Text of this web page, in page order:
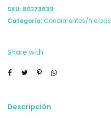
SKU: 80273639
Categoría: Condimentos/hierbas
Share with
Descripción